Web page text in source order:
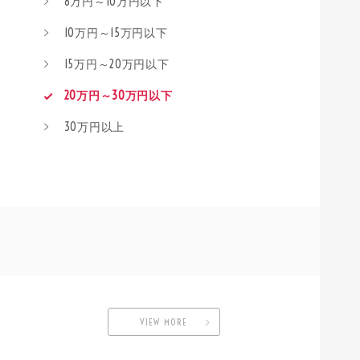
10万円～15万円以下
15万円～20万円以下
20万円～30万円以下
30万円以上
VIEW MORE